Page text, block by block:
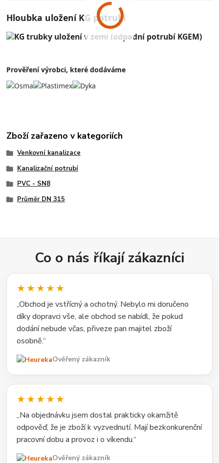
Hloubka uložení KG potrubí
Prověření výrobci, které dodáváme
Zboží zařazeno v kategoriích
Venkovní kanalizace
Kanalizační potrubí
PVC - SN8
Průměr DN 315
Co o nás říkají zákazníci
★★★★★
„Obchod je vstřícný a ochotný. Nebylo mi doručeno
díky dopravci vše, ale obchod se nabídl, že pokud
dodání nebude včas, přiveze pan majitel zboží
osobně.“
Ověřený zákazník
★★★★★
„Na objednávku jsem dostal prakticky okamžitě
odpověď, že je zboží k vyzvednutí. Mají bezkonkurenční
pracovní dobu a provoz i o víkendu.“
Ověřený zákazník